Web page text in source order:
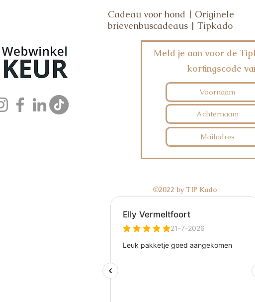
Meld je aan voor de
kortingscode
Cadeau voor hond | Originele
brievenbuscadeaus | Tipkado
©2022 by TIP Kado